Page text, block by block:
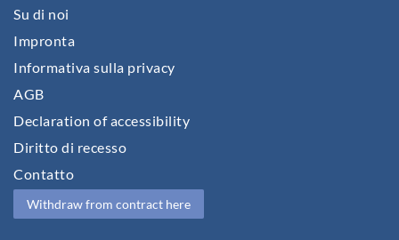
Su di noi
Impronta
Informativa sulla privacy
AGB
Declaration of accessibility
Diritto di recesso
Contatto
Withdraw from contract here